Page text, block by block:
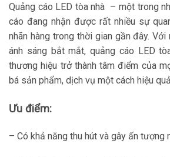
Quảng cáo LED tòa nhà – một trong
cáo đang nhận được rất nhiều sự
nhãn hàng trong thời gian gần đây. Với
ánh sáng bắt mắt, quảng cáo LED
thương hiệu trở thành tâm điểm của
bá sản phẩm, dịch vụ một cách hiệu
Ưu điểm:
– Có khả năng thu hút và gây ấn tượng